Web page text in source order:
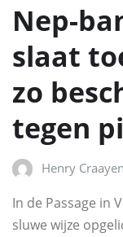
Nep-
slaat
zo
tegen
Henry Craayen
In de Passage in
sluwe wijze